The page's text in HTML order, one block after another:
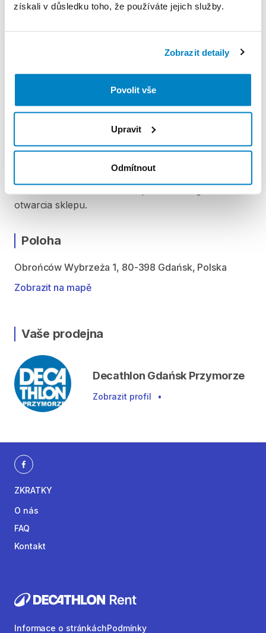
získali v důsledku toho, že používáte jejich služby.
Zobrazit detaily
Povolit vše
Upravit
Odmítnout
produktu
VYZVEDNUTÍ A VRÁCENÍ VYBAVENÍ
Poniedziałek: 9:00 - 20:00
Czwartek: 9:00 - 20:00
Sobota: 9:00 - 20:00
otwarcia sklepu.
Poloha
Obrońców Wybrzeża 1, 80-398 Gdańsk, Polska
Zobrazit na mapě
Vaše prodejna
Decathlon Gdańsk Przymorze
Zobrazit profil •
ZKRATKY
O nás
FAQ
Kontakt
Informace o stránkáchPodmínky